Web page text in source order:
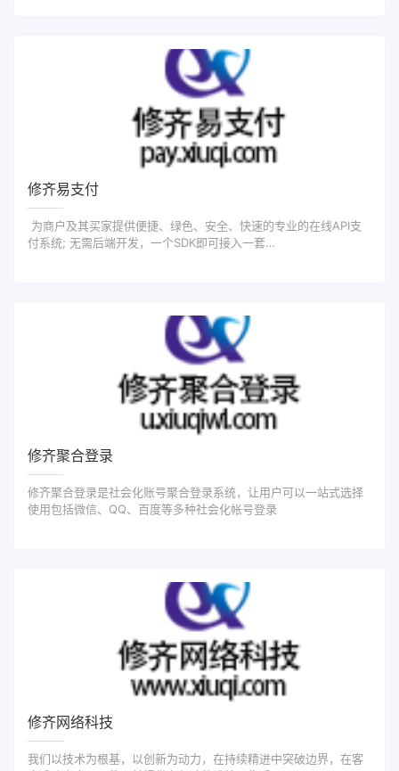
修齐易支付
为商户及其买家提供便捷、绿色、安全、快速的专业的在线API支
付系统; 无需后端开发，一个SDK即可接入一套…
修齐聚合登录
修齐聚合登录是社会化账号聚合登录系统，让用户可以一站式选择
使用包括微信、QQ、百度等多种社会化帐号登录
修齐网络科技
我们以技术为根基，以创新为动力，在持续精进中突破边界，在客